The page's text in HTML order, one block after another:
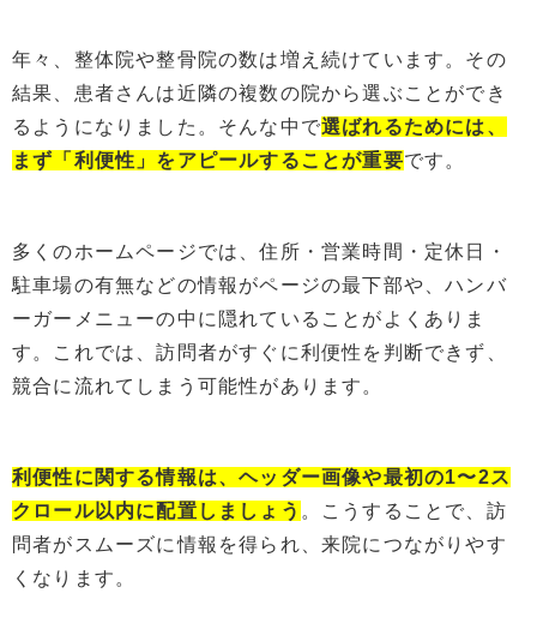
年々、整体院や整骨院の数は増え続けています。その
結果、患者さんは近隣の複数の院から選ぶことができ
るようになりました。そんな中で選ばれるためには、
まず「利便性」をアピールすることが重要です。
多くのホームページでは、住所・営業時間・定休日・
駐車場の有無などの情報がページの最下部や、ハンバ
ーガーメニューの中に隠れていることがよくありま
す。これでは、訪問者がすぐに利便性を判断できず、
競合に流れてしまう可能性があります。
利便性に関する情報は、ヘッダー画像や最初の1〜2ス
クロール以内に配置しましょう 。こうすることで、訪
問者がスムーズに情報を得られ、来院につながりやす
くなります。